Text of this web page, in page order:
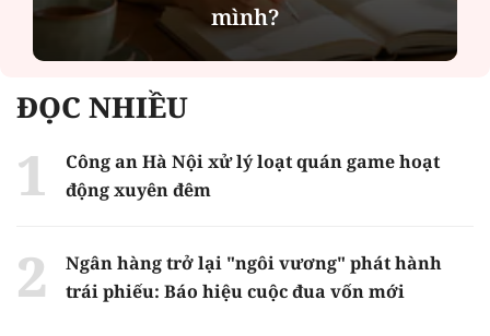
các dịch vụ y tế kỹ thuật cao
ĐỌC NHIỀU
Công an Hà Nội xử lý loạt quán game hoạt
động xuyên đêm
Ngân hàng trở lại "ngôi vương" phát hành
trái phiếu: Báo hiệu cuộc đua vốn mới